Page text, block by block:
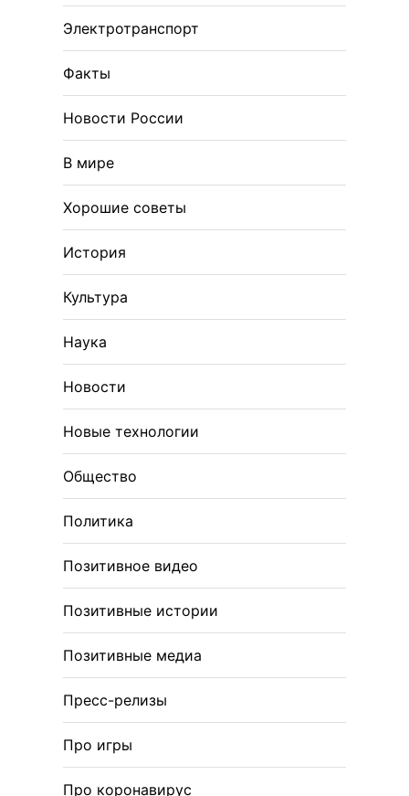
Электротранспорт
Факты
Новости России
В мире
Хорошие советы
История
Культура
Наука
Новости
Новые технологии
Общество
Политика
Позитивное видео
Позитивные истории
Позитивные медиа
Пресс-релизы
Про игры
Про коронавирус